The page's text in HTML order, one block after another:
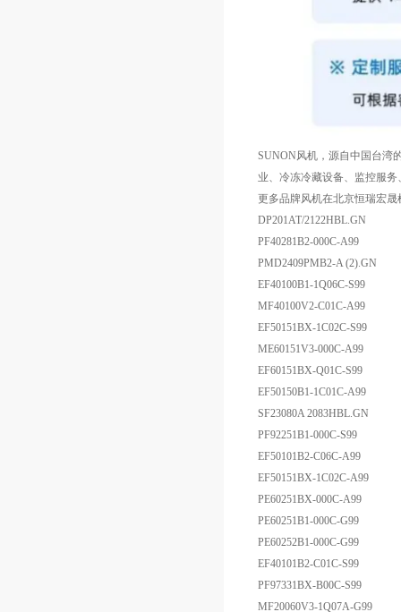
SUNON风机，源自中国台湾
业、冷冻冷藏设备、监控服
更多品牌风机在北京恒瑞宏
DP201AT/2122HBL.GN
PF40281B2-000C-A99
PMD2409PMB2-A (2).GN
EF40100B1-1Q06C-S99
MF40100V2-C01C-A99
EF50151BX-1C02C-S99
ME60151V3-000C-A99
EF60151BX-Q01C-S99
EF50150B1-1C01C-A99
SF23080A 2083HBL.GN
PF92251B1-000C-S99
EF50101B2-C06C-A99
EF50151BX-1C02C-A99
PE60251BX-000C-A99
PE60251B1-000C-G99
PE60252B1-000C-G99
EF40101B2-C01C-S99
PF97331BX-B00C-S99
MF20060V3-1Q07A-G99